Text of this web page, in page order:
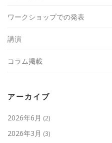
ワークショップでの発表
講演
コラム掲載
アーカイブ
2026年6月 (2)
2026年3月 (3)